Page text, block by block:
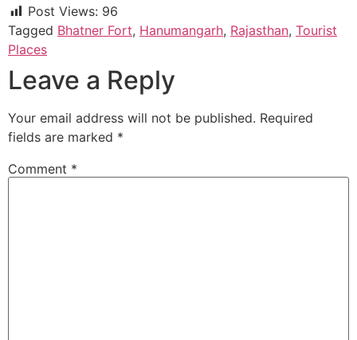
Post Views: 96
Tagged Bhatner Fort, Hanumangarh, Rajasthan, Tourist
Places
Leave a Reply
Your email address will not be published. Required
fields are marked *
Comment *